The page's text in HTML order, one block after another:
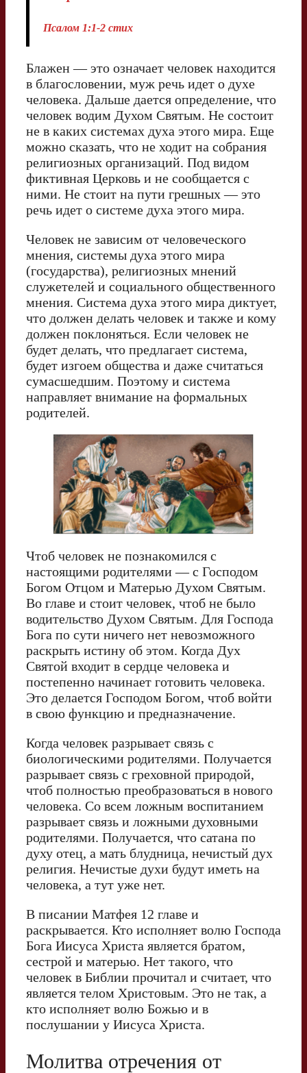
Псалом 1:1-2 стих
Блажен — это означает человек находится
в благословении, муж речь идет о духе
человека. Дальше дается определение, что
человек водим Духом Святым. Не состоит
не в каких системах духа этого мира. Еще
можно сказать, что не ходит на собрания
религиозных организаций. Под видом
фиктивная Церковь и не сообщается с
ними. Не стоит на пути грешных — это
речь идет о системе духа этого мира.
Человек не зависим от человеческого
мнения, системы духа этого мира
(государства), религиозных мнений
служетелей и социального общественного
мнения. Система духа этого мира диктует,
что должен делать человек и также и кому
должен поклоняться. Если человек не
будет делать, что предлагает система,
будет изгоем общества и даже считаться
сумасшедшим. Поэтому и система
направляет внимание на формальных
родителей.
Чтоб человек не познакомился с
настоящими родителями — с Господом
Богом Отцом и Матерью Духом Святым.
Во главе и стоит человек, чтоб не было
водительство Духом Святым. Для Господа
Бога по сути ничего нет невозможного
раскрыть истину об этом. Когда Дух
Святой входит в сердце человека и
постепенно начинает готовить человека.
Это делается Господом Богом, чтоб войти
в свою функцию и предназначение.
Когда человек разрывает связь с
биологическими родителями. Получается
разрывает связь с греховной природой,
чтоб полностью преобразоваться в нового
человека. Со всем ложным воспитанием
разрывает связь и ложными духовными
родителями. Получается, что сатана по
духу отец, а мать блудница, нечистый дух
религия. Нечистые духи будут иметь на
человека, а тут уже нет.
В писании Матфея 12 главе и
раскрывается. Кто исполняет волю Господа
Бога Иисуса Христа является братом,
сестрой и матерью. Нет такого, что
человек в Библии прочитал и считает, что
является телом Христовым. Это не так, а
кто исполняет волю Божью и в
послушании у Иисуса Христа.
Молитва отречения от